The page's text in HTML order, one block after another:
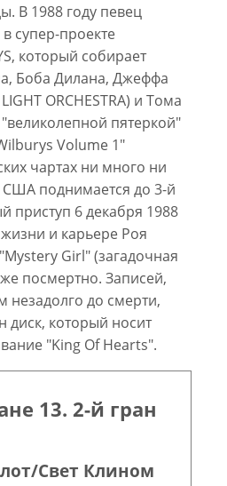
В 1988 году певец
супер-проекте
который собирает
Боба Дилана, Джеффа
ORCHESTRA) и Тома
пятеркой"
Volume 1"
чартах ни много ни
США поднимается до 3-й
приступ 6 декабря 1988
жизни и карьере Роя
Girl" (загадочная
посмертно. Записей,
незадолго до смерти,
диск, который носит
"King Of Hearts".
13. 2-й гран
Свет Клином